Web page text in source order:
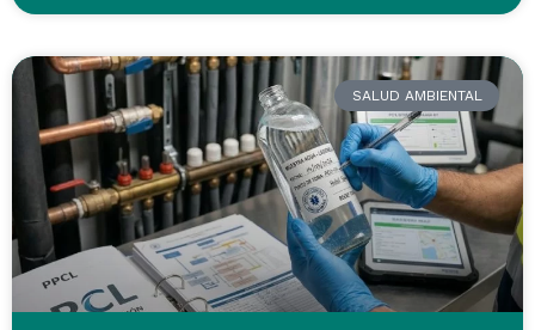
SALUD AMBIENTAL